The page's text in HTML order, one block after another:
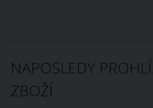
NAPOSLEDY
ZBOŽÍ